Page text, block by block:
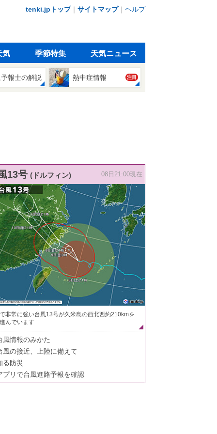
tenki.jpトップ｜ サイトマップ｜ ヘルプ
気 季節特集 天気ニュース
報士の解説 熱中症情報 注目
13号 (ドルフィン) 08日21:00現在
非常に強い台風13号が久米島の西北西約210kmを
んでいます
風情報のみかた
風の接近、上陸に備えて
る防災
プリで台風進路予報を確認